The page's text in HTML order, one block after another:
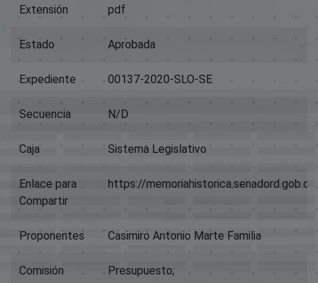
Extensión pdf
Estado Aprobada
Expediente 00137-2020-SLO-SE
Secuencia N/D
Caja Sistema Legislativo
Enlace para
Compartir
https://
Proponentes Casimiro Antonio Marte Familia
Comisión Presupuesto;